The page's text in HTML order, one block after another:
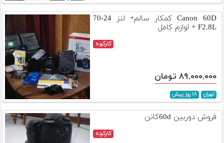
Canon 60D کمکار سالم+ لنز 24-70
F2.8L + لوازم کامل
کارکرده
۸۹,۰۰۰,۰۰۰ تومان
تهران ۱۸ روز پیش
فروش دوربین 60dکانن
کارکرده